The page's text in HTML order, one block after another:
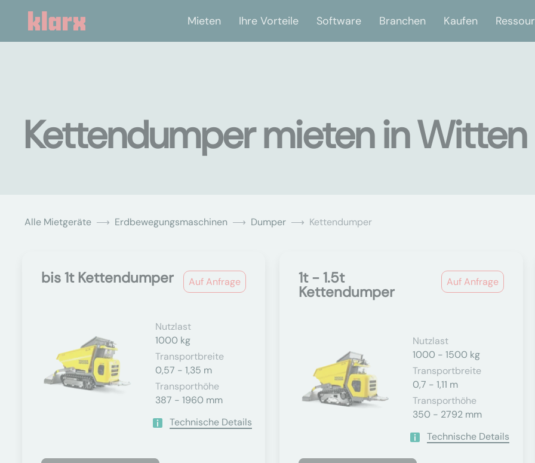
Mieten Ihre Vorteile Software Branchen Kaufen
Kettendumper mieten in Witten
Alle Mietgeräte Erdbewegungsmaschinen Dumper Kettendumper
Auf Anfrage
bis 1t Kettendumper
Nutzlast
1000 kg
Transportbreite
0,57 - 1,35 m
Transporthöhe
387 - 1960 mm
Technische Details
Auf Anfrage
1t - 1.5t
Kettendumper
Nutzlast
1000 - 1500 kg
Transportbreite
0,7 - 1,11 m
Transporthöhe
350 - 2792 mm
Technische Details